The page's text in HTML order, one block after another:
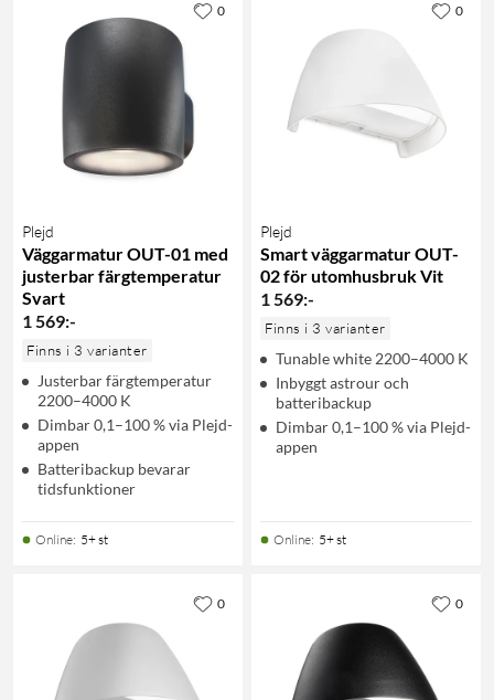
Plejd
Väggarmatur OUT-01 med
justerbar färgtemperatur
Svart
1 569:-
Finns i 3 varianter
Justerbar färgtemperatur
2200–4000 K
Dimbar 0,1–100 % via Plejd-
appen
Batteribackup bevarar
tidsfunktioner
Online: 5+ st
0
Plejd
Smart väggarmatur OUT-
02 för utomhusbruk Vit
1 569:-
Finns i 3 varianter
Tunable white 2200–4000 K
Inbyggt astrour och
batteribackup
Dimbar 0,1–100 % via Plejd-
appen
Online: 5+ st
0
0 0